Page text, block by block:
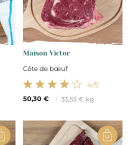
Maison Victor
Côte de bœuf
4/5
50,30 € 33,53 € kg